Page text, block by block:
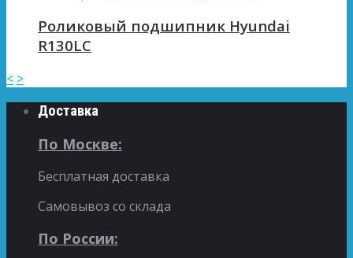
Роликовый подшипник Hyundai
R130LC
< >
Доставка
По Москве:
Бесплатная доставка
Самовывоз со склада
По России: